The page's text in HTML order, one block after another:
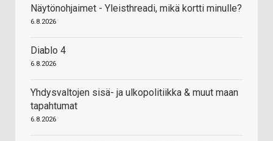
Näytönohjaimet - Yleisthreadi, mikä kortti minulle?
6.8.2026
Diablo 4
6.8.2026
Yhdysvaltojen sisä- ja ulkopolitiikka & muut maan
tapahtumat
6.8.2026